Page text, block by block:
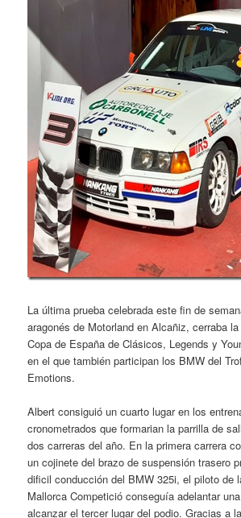
La última prueba celebrada este fin de
aragonés de Motorland en Alcañiz, cerraba
Copa de España de Clásicos, Legends y
en el que también participan los BMW del
Emotions.
Albert consiguió un cuarto lugar en los
cronometrados que formarian la parrilla de
dos carreras del año. En la primera carrera
un cojinete del brazo de suspensión trasero
dificil conducción del BMW 325i, el piloto de
Mallorca Competició conseguía adelantar
alcanzar el tercer lugar del podio. Gracias a